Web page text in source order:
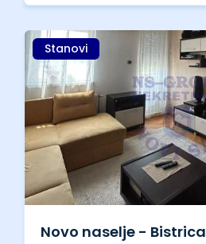
Stanovi
Novo naselje - Bistrica